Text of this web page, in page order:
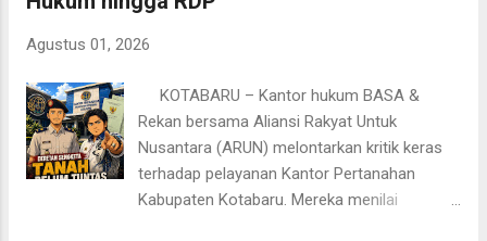
Upacara dipimpin langsung oleh Kapolres
utama, para kapolsek, perwira staf, personel
tersebut, Ipda Dwi Sarwoto, yang menjabat
sebagai PS Kanit Samapta Polsek Puring,
resmi menerima kenaikan pangkat
pengabdian terhitung mulai 1 Agustus 2026.
Agustus 01, 2026
KOTABARU – Kantor hukum BASA &
Rekan bersama Aliansi Rakyat Untuk
Nusantara (ARUN) melontarkan kritik keras
terhadap pelayanan Kantor Pertanahan
Kabupaten Kotabaru. Mereka menilai